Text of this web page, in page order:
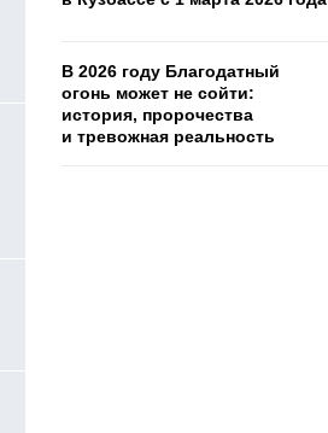
В 2026 году Благодатный
огонь может не сойти:
история, пророчества
и тревожная реальность